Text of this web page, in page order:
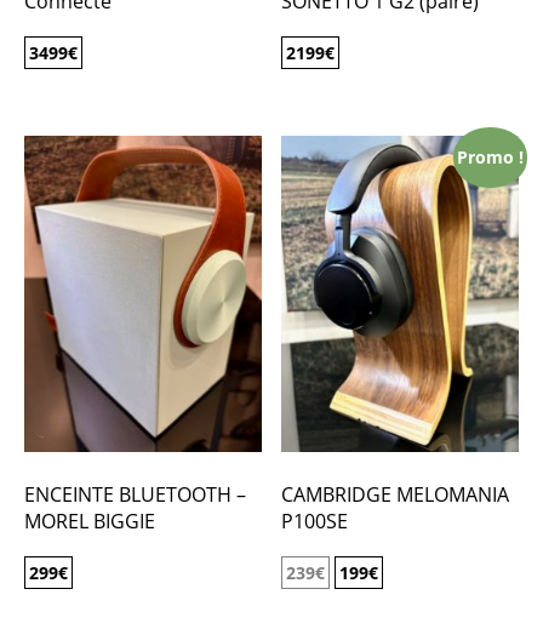
3499€ 2199€
ENCEINTE BLUETOOTH –
MOREL BIGGIE
299€
Promo !
CAMBRIDGE MELOMANIA
P100SE
239€ 199€